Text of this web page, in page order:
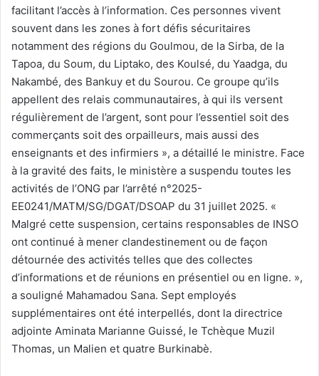
facilitant l’accès à l’information. Ces personnes vivent
souvent dans les zones à fort défis sécuritaires
notamment des régions du Goulmou, de la Sirba, de la
Tapoa, du Soum, du Liptako, des Koulsé, du Yaadga, du
Nakambé, des Bankuy et du Sourou. Ce groupe qu’ils
appellent des relais communautaires, à qui ils versent
régulièrement de l’argent, sont pour l’essentiel soit des
commerçants soit des orpailleurs, mais aussi des
enseignants et des infirmiers », a détaillé le ministre. Face
à la gravité des faits, le ministère a suspendu toutes les
activités de l’ONG par l’arrêté n°2025-
EE0241/MATM/SG/DGAT/DSOAP du 31 juillet 2025. «
Malgré cette suspension, certains responsables de INSO
ont continué à mener clandestinement ou de façon
détournée des activités telles que des collectes
d’informations et de réunions en présentiel ou en ligne. »,
a souligné Mahamadou Sana. Sept employés
supplémentaires ont été interpellés, dont la directrice
adjointe Aminata Marianne Guissé, le Tchèque Muzil
Thomas, un Malien et quatre Burkinabè.